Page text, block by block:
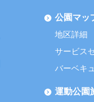
公園マッ
地区詳細
サービス
バーベキ
運動公園